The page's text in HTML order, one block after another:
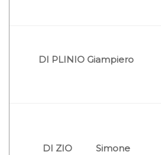
DI PLINIO Giampiero
DI ZIO Simone